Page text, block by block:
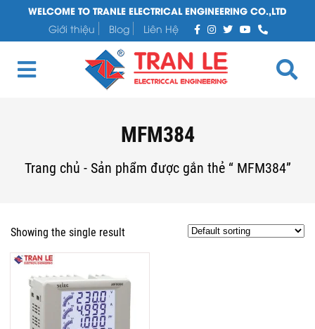
WELCOME TO TRANLE ELECTRICAL ENGINEERING CO.,LTD
Giới thiệu
Blog Liên Hệ
MFM384
Trang chủ - Sản phẩm được gắn thẻ “ MFM384”
Showing the single result